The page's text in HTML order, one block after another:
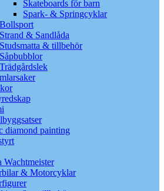
Skateboards för barn
Spark- & Springcyklar
Bollsport
Strand & Sandlåda
Studsmatta & tillbehör
Såpbubblor
Trädgårdslek
diamond painting
Wachtmeister
& Motorcyklar